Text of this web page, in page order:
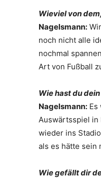
Wieviel von
Nagelsmann:
noch nicht alle
nochmal
Art von Fußball
Wie hast du
Nagelsmann: Es
Auswärtsspiel in
wieder ins
als es hätte sein
Wie gefällt dir